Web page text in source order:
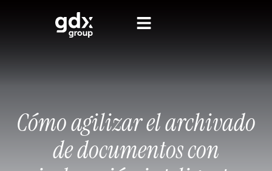
Cómo agilizar el archivado
de documentos con